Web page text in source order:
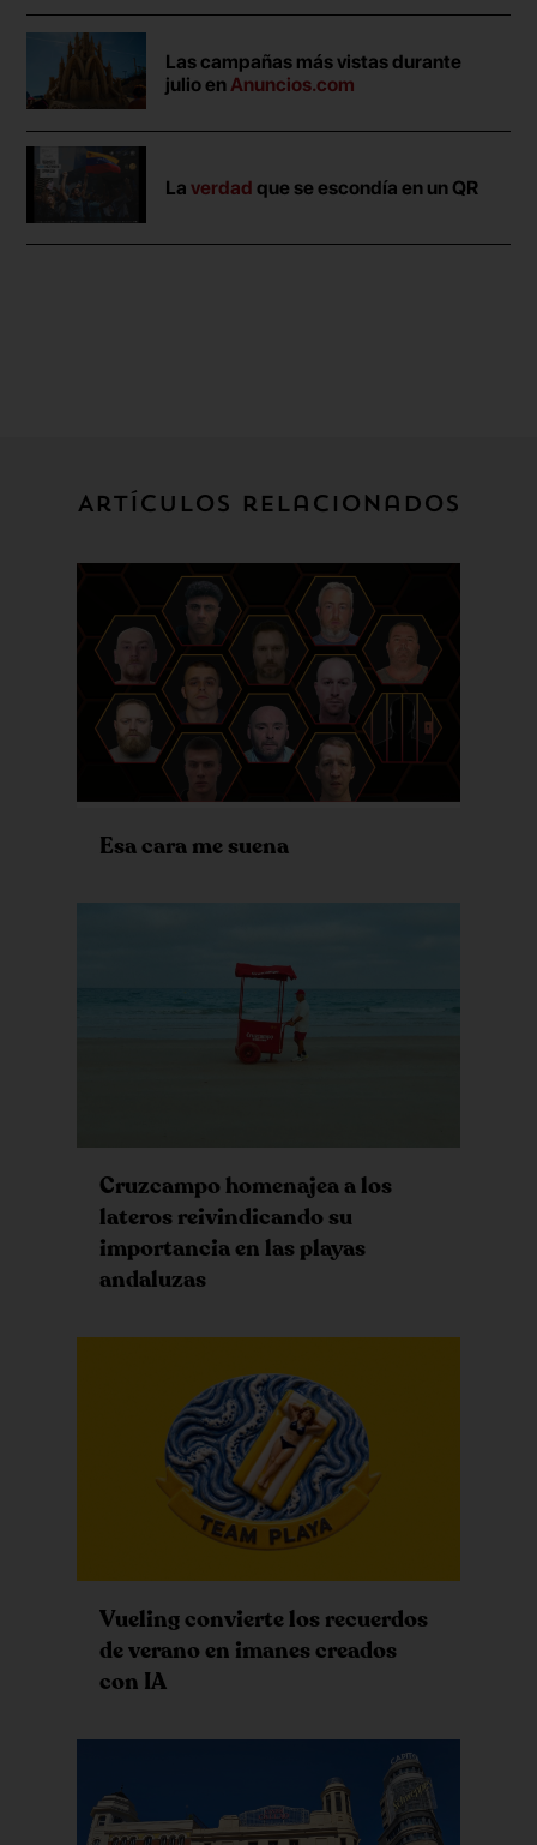
Las campañas más vistas durante
julio enAnuncios.com
Laverdad que se escondía en un QR
Artículos relacionados
Esa cara me suena
Cruzcampo homenajea a los
lateros reivindicando su
importancia en las playas
andaluzas
Vueling convierte los recuerdos
de verano en imanes creados
con IA